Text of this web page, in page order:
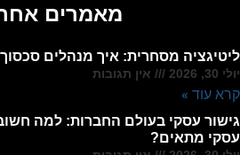
מאמרים
ליטיגציה מסחרית: איך מנהלים
יולי 30, 2026 אין תגובות
קרא עוד »
גישור עסקי בעולם החברות: למה
עסקי מתאים?